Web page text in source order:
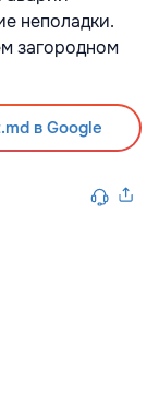
неполадки.
загородном
в Google